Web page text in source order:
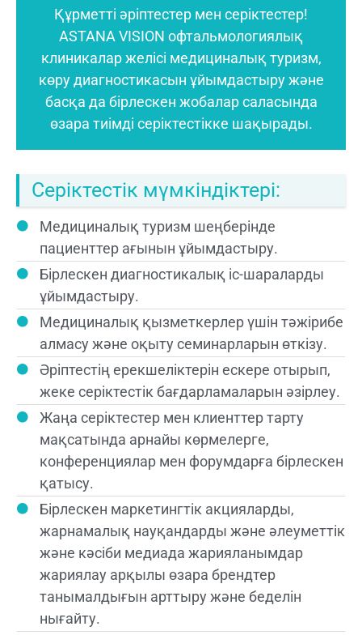
Құрметті әріптестер мен серіктестер!
ASTANA VISION офтальмологиялық
клиникалар желісі медициналық туризм,
көру диагностикасын ұйымдастыру және
басқа да бірлескен жобалар саласында
өзара тиімді серіктестікке шақырады.
Серіктестік мүмкіндіктері:
Медициналық туризм шеңберінде
пациенттер ағынын ұйымдастыру.
Бірлескен диагностикалық іс-шараларды
ұйымдастыру.
Медициналық қызметкерлер үшін тәжірибе
алмасу және оқыту семинарларын өткізу.
Әріптестің ерекшеліктерін ескере отырып,
жеке серіктестік бағдарламаларын әзірлеу.
Жаңа серіктестер мен клиенттер тарту
мақсатында арнайы көрмелерге,
конференциялар мен форумдарға бірлескен
қатысу.
Бірлескен маркетингтік акцияларды,
жарнамалық науқандарды және әлеуметтік
және кәсіби медиада жарияланымдар
жариялау арқылы өзара брендтер
танымалдығын арттыру және беделін
нығайту.